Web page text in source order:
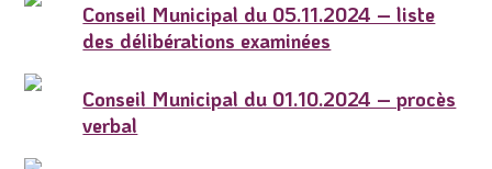
Conseil Municipal du 05.11.2024 – liste
des délibérations examinées
Conseil Municipal du 01.10.2024 – procès
verbal